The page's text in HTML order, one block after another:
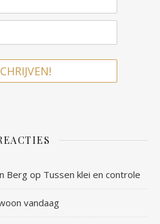
Berg op Tussen klei en controle
vandaag